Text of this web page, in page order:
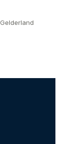
Gelderland